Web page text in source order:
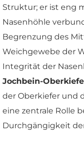
Struktur; er ist eng
Nasenhöhle
Begrenzung des
Weichgewebe der
Integrität der
Jochbein-
der Oberkiefer und
eine zentrale Rolle
Durchgängigkeit